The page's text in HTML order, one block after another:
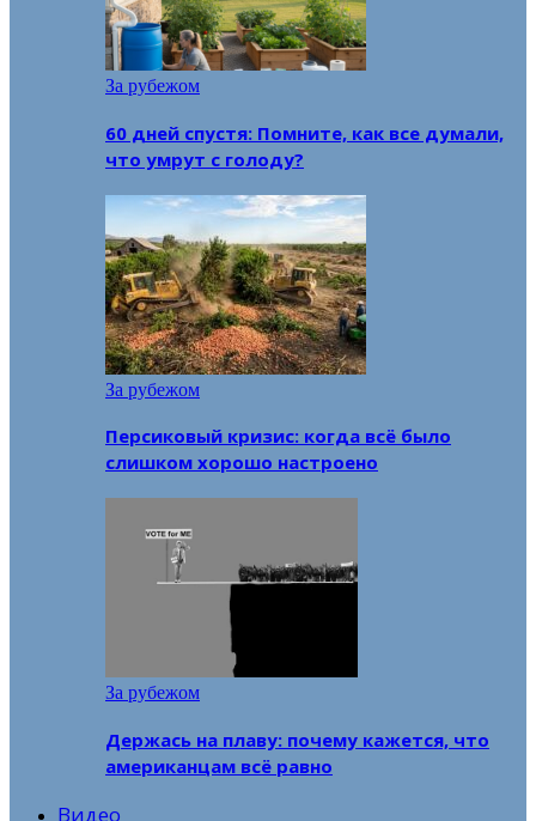
За рубежом
60 дней спустя: Помните, как все думали,
что умрут с голоду?
За рубежом
Персиковый кризис: когда всё было
слишком хорошо настроено
За рубежом
Держась на плаву: почему кажется, что
американцам всё равно
Видео